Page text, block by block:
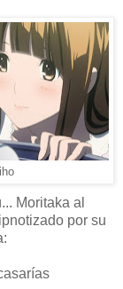
Moritaka al
por su